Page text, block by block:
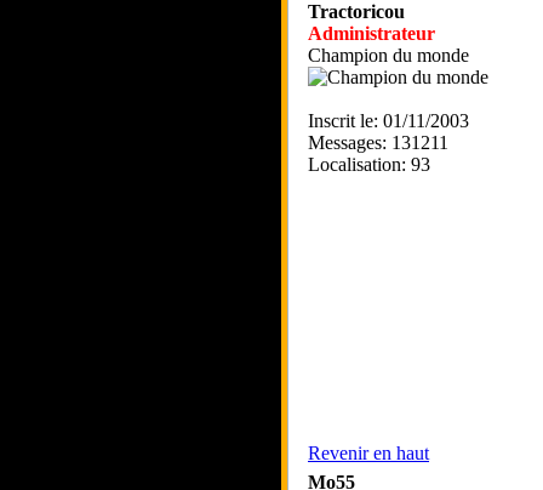
Tractoricou
Administrateur
Champion du monde
Inscrit le: 01/11/2003
Messages: 131211
Localisation: 93
Revenir en haut
Mo55